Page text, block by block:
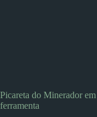
Picareta do Minerador
ferramenta